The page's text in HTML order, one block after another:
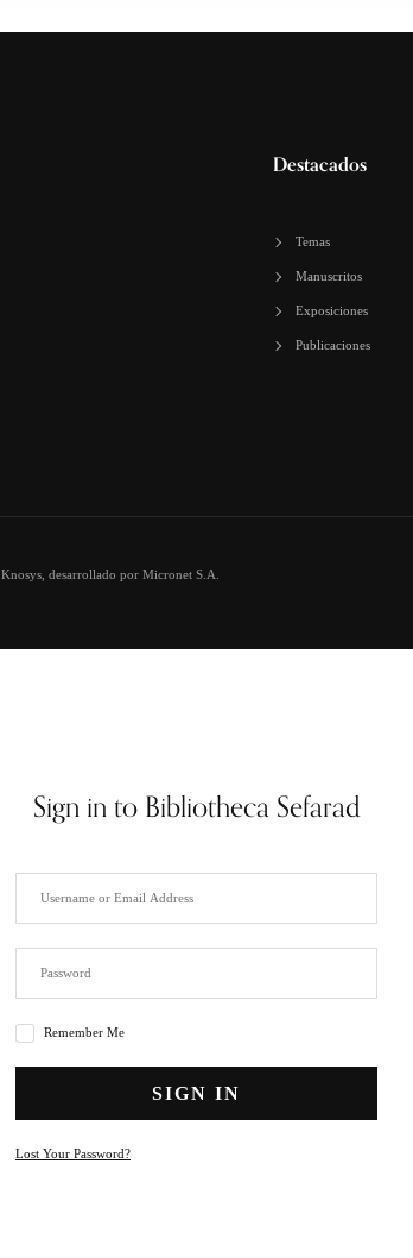
Destacados
Temas
Manuscritos
Exposiciones
Publicaciones
Knosys , desarrollado por Micronet S.A.
Have an Account?
Sign in to Bibliotheca Sefarad
Remember Me
SIGN IN
Lost Your Password?